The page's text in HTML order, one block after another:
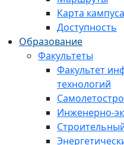
Карта кампуса
Доступность
Образование
Факультеты
Факультет
технологий
Инженерно-